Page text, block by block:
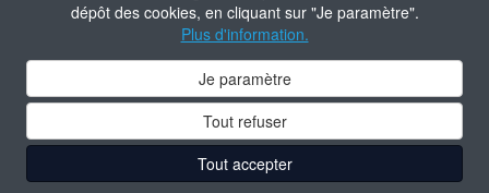
dépôt des cookies, en cliquant sur "Je paramètre".
Plus d'information.
Je paramètre
Tout refuser
Tout accepter